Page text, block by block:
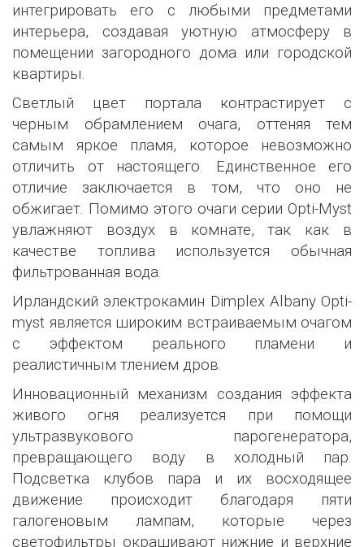
интегрировать его с любыми предметами
интерьера, создавая уютную атмосферу в
помещении загородного дома или городской
квартиры.
Светлый цвет портала контрастирует с
черным обрамлением очага, оттеняя тем
самым яркое пламя, которое невозможно
отличить от настоящего. Единственное его
отличие заключается в том, что оно не
обжигает. Помимо этого очаги серии Opti-Myst
увлажняют воздух в комнате, так как в
качестве топлива используется обычная
фильтрованная вода.
Ирландский электрокамин Dimplex Albany Opti-
myst является широким встраиваемым очагом
с эффектом реального пламени и
реалистичным тлением дров.
Инновационный механизм создания эффекта
живого огня реализуется при помощи
ультразвукового парогенератора,
превращающего воду в холодный пар.
Подсветка клубов пара и их восходящее
движение происходит благодаря пяти
галогеновым лампам, которые через
светофильтры окрашивают нижние и верхние